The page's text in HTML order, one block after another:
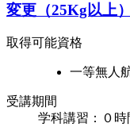
変更（25Kg以上）
取得可能資格
一等無人
受講期間
学科講習：０時